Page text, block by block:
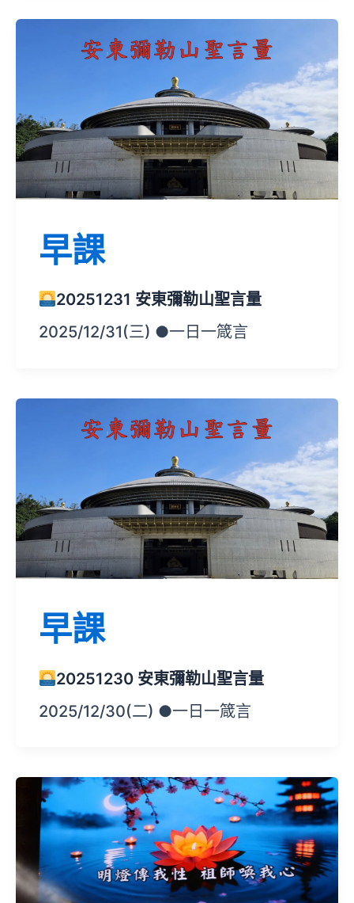
早課
20251231 安東彌勒山聖言量
2025/12/31(三) ●一日一箴言
早課
20251230 安東彌勒山聖言量
2025/12/30(二) ●一日一箴言